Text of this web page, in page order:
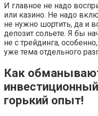
И главное не надо
или казино. Не надо
не нужно шортить, да и
депозит сольете. Я бы
не с трейдинга,
уже тема отдельного
Как
горький опыт!